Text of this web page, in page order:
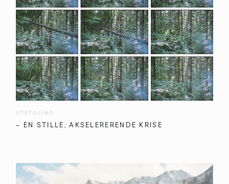
UTSTILLING
– EN STILLE, AKSELERERENDE KRISE